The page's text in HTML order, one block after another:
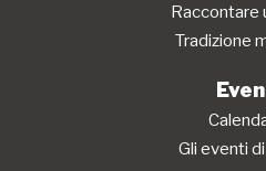
Raccontare
Tradizione
Gli eventi